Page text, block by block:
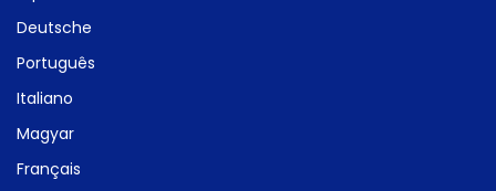
Deutsche
Português
Italiano
Magyar
Français